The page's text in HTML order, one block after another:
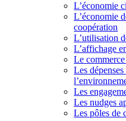
L’économie
L’économie
coopération
L’utilisation
L’affichage
Le
Les
Les
Les nudges
Les pôles de